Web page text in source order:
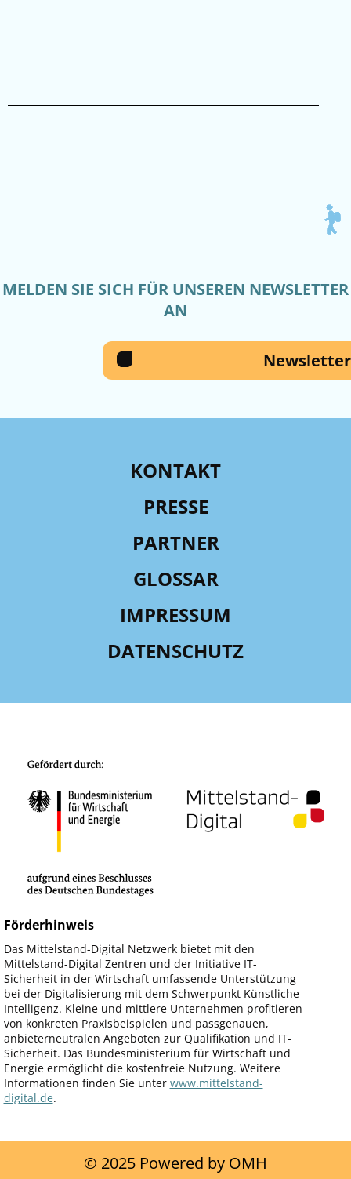
MELDEN SIE SICH FÜR UNSEREN NEWSLETTER
AN
Newsletter
KONTAKT
PRESSE
PARTNER
GLOSSAR
IMPRESSUM
DATENSCHUTZ
Förderhinweis
Das Mittelstand-Digital Netzwerk bietet mit den
Mittelstand-Digital Zentren und der Initiative IT-
Sicherheit in der Wirtschaft umfassende Unterstützung
bei der Digitalisierung mit dem Schwerpunkt Künstliche
Intelligenz. Kleine und mittlere Unternehmen profitieren
von konkreten Praxisbeispielen und passgenauen,
anbieterneutralen Angeboten zur Qualifikation und IT-
Sicherheit. Das Bundesministerium für Wirtschaft und
Energie ermöglicht die kostenfreie Nutzung. Weitere
Informationen finden Sie unter www.mittelstand-
digital.de.
© 2025 Powered by OMH